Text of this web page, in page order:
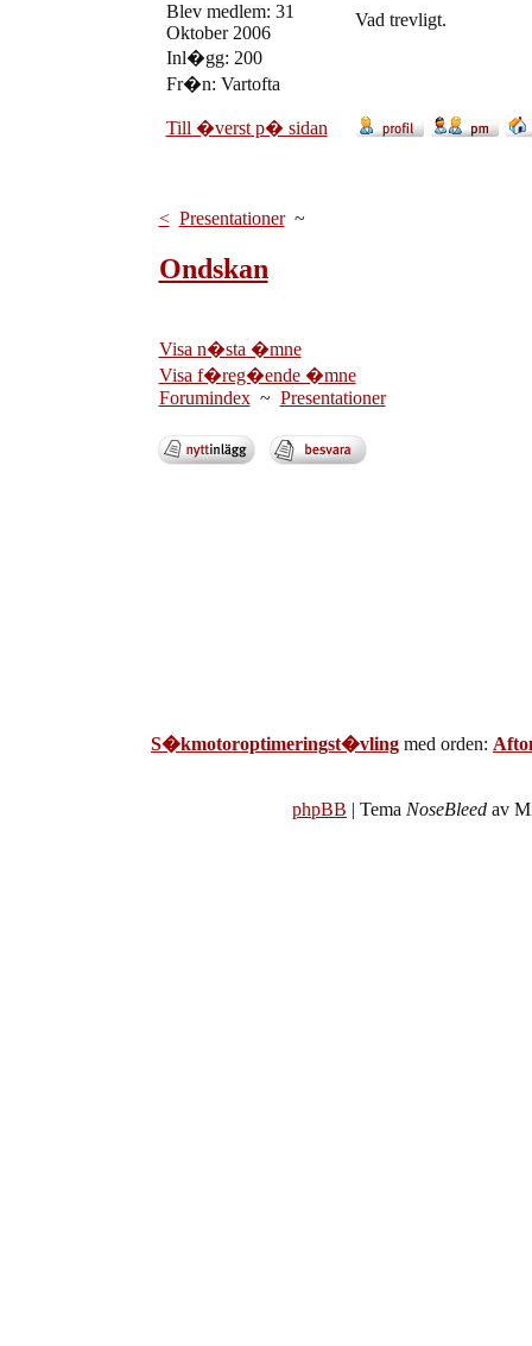
Blev medlem: 31
Oktober 2006
Inl�gg: 200
Fr�n: Vartofta
Vad trevligt.
Till �verst p� sidan
< Presentationer~
Ondskan
Visa n�sta �mne
Visa f�reg�ende �mne
Forumindex~ Presentationer
S�kmotoroptimeringst�vling med orden:
phpBB | Tema NoseBleed av